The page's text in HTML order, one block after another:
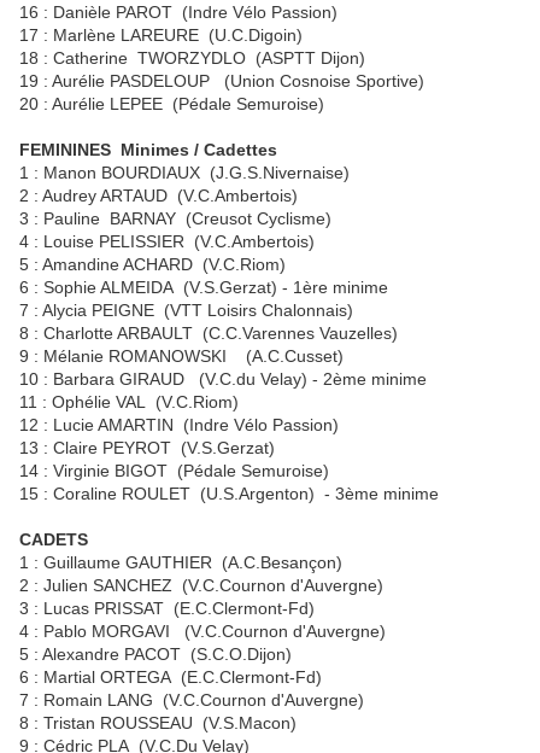
16 : Danièle PAROT (Indre Vélo Passion)
17 : Marlène LAREURE (U.C.Digoin)
18 : Catherine TWORZYDLO (ASPTT Dijon)
19 : Aurélie PASDELOUP (Union Cosnoise Sportive)
20 : Aurélie LEPEE (Pédale Semuroise)
FEMININES Minimes / Cadettes
1 : Manon BOURDIAUX (J.G.S.Nivernaise)
2 : Audrey ARTAUD (V.C.Ambertois)
3 : Pauline BARNAY (Creusot Cyclisme)
4 : Louise PELISSIER (V.C.Ambertois)
5 : Amandine ACHARD (V.C.Riom)
6 : Sophie ALMEIDA (V.S.Gerzat) - 1ère minime
7 : Alycia PEIGNE (VTT Loisirs Chalonnais)
8 : Charlotte ARBAULT (C.C.Varennes Vauzelles)
9 : Mélanie ROMANOWSKI (A.C.Cusset)
10 : Barbara GIRAUD (V.C.du Velay) - 2ème minime
11 : Ophélie VAL (V.C.Riom)
12 : Lucie AMARTIN (Indre Vélo Passion)
13 : Claire PEYROT (V.S.Gerzat)
14 : Virginie BIGOT (Pédale Semuroise)
15 : Coraline ROULET (U.S.Argenton) - 3ème minime
CADETS
1 : Guillaume GAUTHIER (A.C.Besançon)
2 : Julien SANCHEZ (V.C.Cournon d'Auvergne)
3 : Lucas PRISSAT (E.C.Clermont-Fd)
4 : Pablo MORGAVI (V.C.Cournon d'Auvergne)
5 : Alexandre PACOT (S.C.O.Dijon)
6 : Martial ORTEGA (E.C.Clermont-Fd)
7 : Romain LANG (V.C.Cournon d'Auvergne)
8 : Tristan ROUSSEAU (V.S.Macon)
9 : Cédric PLA (V.C.Du Velay)